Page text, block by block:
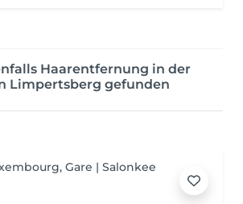
Haarentfernung in der
Limpertsberg gefunden